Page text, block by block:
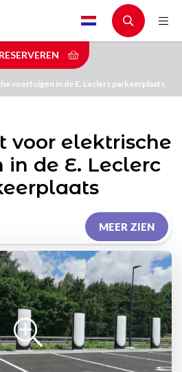
voertuigen in de E. Leclerc parkeerplaats
voor elektrische
de E. Leclerc
MEER ZIEN